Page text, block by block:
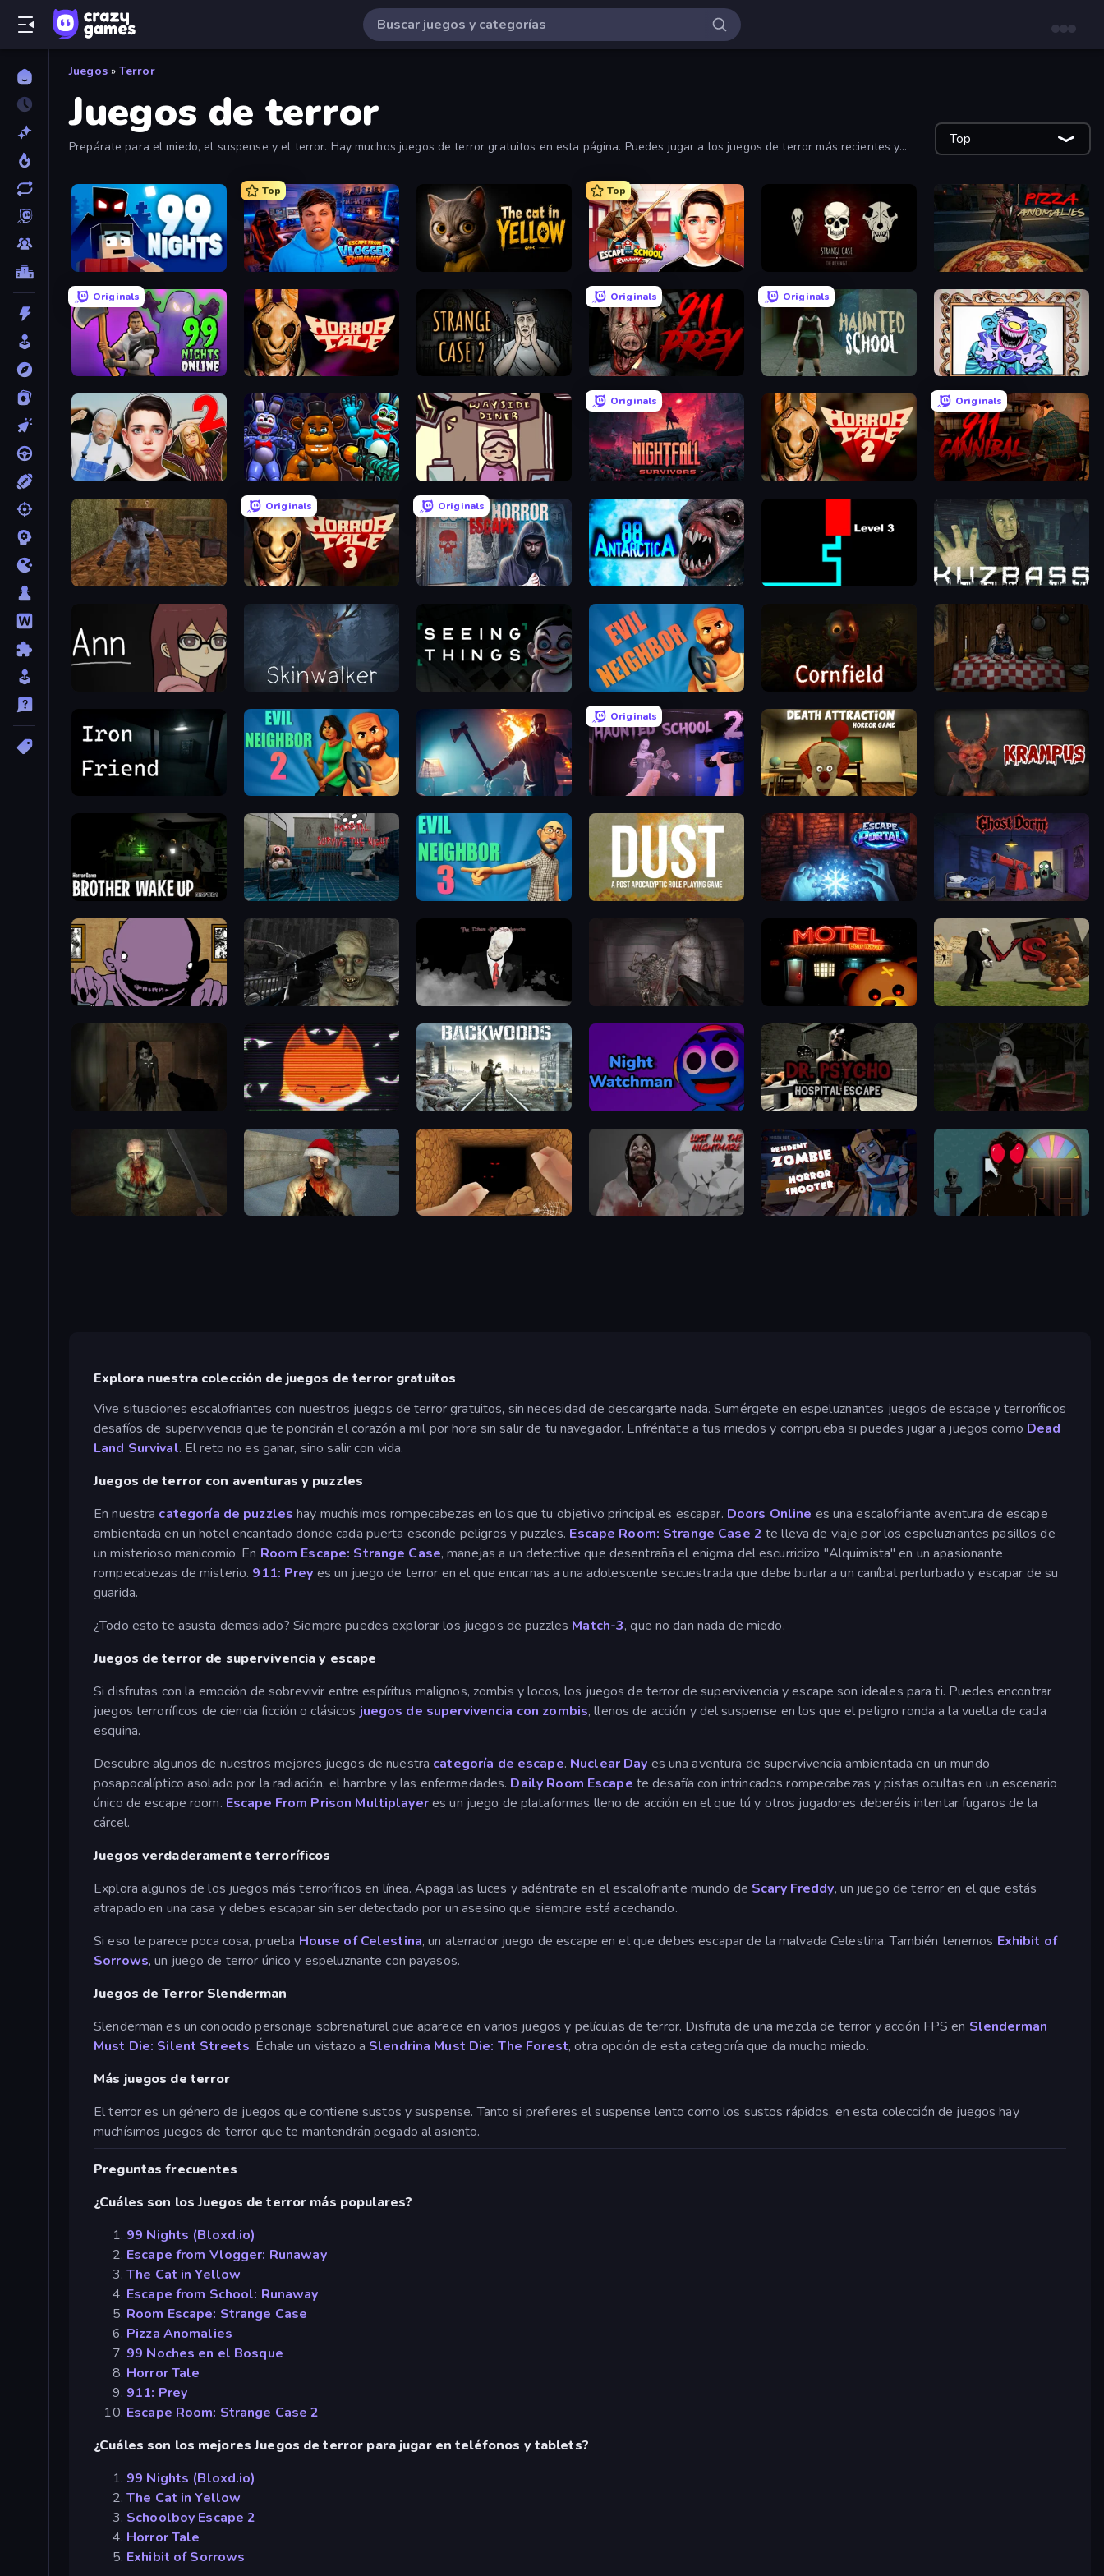
Juegos » Terror
Juegos de terror
Prepárate para el miedo, el suspense y el terror. Hay muchos juegos de terror gratuitos en esta página. Puedes jugar a los juegos de terror más recientes y
Top
99 Nights (Bloxd.io)
Top
Escape from Vlogger: Runaway The Cat in Yellow
Top
Escape from School: Runaway Room Escape: Strange Case Pizza Anomalies
Originals
99 Noches en el Bosque Horror Tale Escape Room: Strange Case 2
Originals
911: Prey
Originals
Haunted School Exhibit of Sorrows
Schoolboy Escape 2 FNaF Shooter Diner in the Storm
Originals
Nightfall Survivors Horror Tale 2: Samantha
Originals
911: Cannibal
Creepy Granny Scream: Scary Freddy
Originals
Horror Tale 3: The Witch
Originals
Scary Horror Escape Room Antarctica 88 Scary Maze Kuzbass Horror
Skinwalker Seeing Things Evil Neighbor Cornfield Little Cabin in the Woods
Evil Neighbor 2 You Are Being Watched
Originals
Haunted School 2 Death Attraction: Horror Game Krampus
Brother Wake Up Hospital: Survive the Night Evil Neighbor 3 DUST - A Post Apocalyptic RPG Escape Portal Ghost Dorm
The Owner Is Dead C-Virus Game: Outbreak The Dawn of Slenderman Bear Haven Slenderman VS Freddy The Fazbear
SYNTAXIA Backwoods Dr. Psycho: Hospital Escape Jeff the Killer: Horrendous Smile
Shoot Your Nightmare: The Beginning Monster Christmas Terror Horror Nights Story Jeff The Killer: Lost in the Nightmare Resident Zombies: Horror Shooter The Housefly
Explora nuestra colección de juegos de terror gratuitos
Vive situaciones escalofriantes con nuestros juegos de terror gratuitos, sin necesidad de descargarte nada. Sumérgete en espeluznantes juegos de escape y terroríficos
desafíos de supervivencia que te pondrán el corazón a mil por hora sin salir de tu navegador. Enfréntate a tus miedos y comprueba si puedes jugar a juegos como Dead
Land Survival. El reto no es ganar, sino salir con vida.
Juegos de terror con aventuras y puzzles
En nuestra categoría de puzzles hay muchísimos rompecabezas en los que tu objetivo principal es escapar. Doors Online es una escalofriante aventura de escape
ambientada en un hotel encantado donde cada puerta esconde peligros y puzzles. Escape Room: Strange Case 2 te lleva de viaje por los espeluznantes pasillos de
un misterioso manicomio. En Room Escape: Strange Case, manejas a un detective que desentraña el enigma del escurridizo "Alquimista" en un apasionante
rompecabezas de misterio. 911: Prey es un juego de terror en el que encarnas a una adolescente secuestrada que debe burlar a un caníbal perturbado y escapar de su
guarida.
¿Todo esto te asusta demasiado? Siempre puedes explorar los juegos de puzzles Match-3, que no dan nada de miedo.
Juegos de terror de supervivencia y escape
Si disfrutas con la emoción de sobrevivir entre espíritus malignos, zombis y locos, los juegos de terror de supervivencia y escape son ideales para ti. Puedes encontrar
juegos terroríficos de ciencia ficción o clásicos juegos de supervivencia con zombis, llenos de acción y del suspense en los que el peligro ronda a la vuelta de cada
esquina.
Descubre algunos de nuestros mejores juegos de nuestra categoría de escape. Nuclear Day es una aventura de supervivencia ambientada en un mundo
posapocalíptico asolado por la radiación, el hambre y las enfermedades. Daily Room Escape te desafía con intrincados rompecabezas y pistas ocultas en un escenario
único de escape room. Escape From Prison Multiplayeres un juego de plataformas lleno de acción en el que tú y otros jugadores deberéis intentar fugaros de la
cárcel.
Juegos verdaderamente terroríficos
Explora algunos de los juegos más terroríficos en línea. Apaga las luces y adéntrate en el escalofriante mundo de Scary Freddy, un juego de terror en el que estás
atrapado en una casa y debes escapar sin ser detectado por un asesino que siempre está acechando.
Si eso te parece poca cosa, prueba House of Celestina, un aterrador juego de escape en el que debes escapar de la malvada Celestina. También tenemos Exhibit of
Sorrows, un juego de terror único y espeluznante con payasos.
Juegos de Terror Slenderman
Slenderman es un conocido personaje sobrenatural que aparece en varios juegos y películas de terror. Disfruta de una mezcla de terror y acción FPS en Slenderman
Must Die: Silent Streets. Échale un vistazo a Slendrina Must Die: The Forest, otra opción de esta categoría que da mucho miedo.
Más juegos de terror
El terror es un género de juegos que contiene sustos y suspense. Tanto si prefieres el suspense lento como los sustos rápidos, en esta colección de juegos hay
muchísimos juegos de terror que te mantendrán pegado al asiento.
Preguntas frecuentes
¿Cuáles son los Juegos de terror más populares?
99 Nights (Bloxd.io)
Escape from Vlogger: Runaway
The Cat in Yellow
Escape from School: Runaway
Room Escape: Strange Case
Pizza Anomalies
99 Noches en el Bosque
Horror Tale
911: Prey
Escape Room: Strange Case 2
¿Cuáles son los mejores Juegos de terror para jugar en teléfonos y tablets?
99 Nights (Bloxd.io)
The Cat in Yellow
Schoolboy Escape 2
Horror Tale
Exhibit of Sorrows